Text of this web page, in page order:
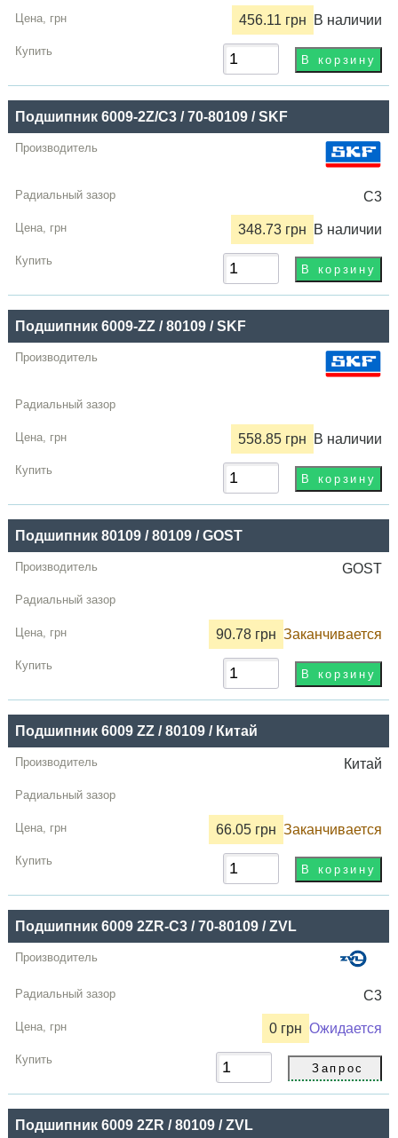
456.11 грн В наличии
Подшипник 6009-2Z/C3 / 70-80109 / SKF
C3
348.73 грн В наличии
Подшипник 6009-ZZ / 80109 / SKF
558.85 грн В наличии
Подшипник 80109 / 80109 / GOST
GOST
90.78 грн Заканчивается
Подшипник 6009 ZZ / 80109 / Китай
Китай
66.05 грн Заканчивается
Подшипник 6009 2ZR-C3 / 70-80109 / ZVL
C3
0 грн Ожидается
Подшипник 6009 2ZR / 80109 / ZVL